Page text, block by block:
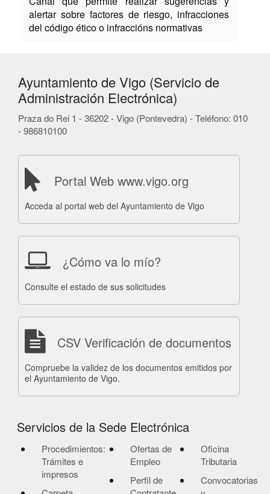
alertar sobre factores de riesgo, infracciones
del código ético o infraccións normativas
Ayuntamiento de Vigo (Servicio de
Administración Electrónica)
Praza do Rei 1 - 36202 - Vigo (Pontevedra) - Teléfono: 010
- 986810100
Portal Web www.vigo.org
Acceda al portal web del Ayuntamiento de Vigo
¿Cómo va lo mío?
Consulte el estado de sus solicitudes
CSV Verificación de documentos
Compruebe la validez de los documentos emitidos por
el Ayuntamiento de Vigo.
Servicios de la Sede Electrónica
Procedimientos:
Trámites e
impresos
Ofertas de
Empleo
Perfil de
Oficina
Tributaria
Convocatorias